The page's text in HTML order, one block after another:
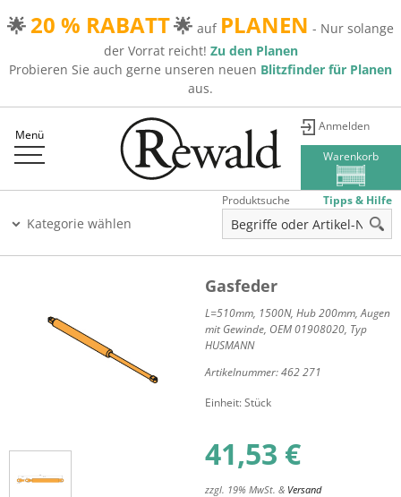
🌟 20 % RABATT🌟 auf PLANEN - Nur solange
der Vorrat reicht! Zu den Planen
Probieren Sie auch gerne unseren neuen Blitzfinder für Planen
aus.
Menü
Anmelden
Warenkorb
Kategorie wählen
Produktsuche Tipps & Hilfe
Gasfeder
L=510mm, 1500N, Hub 200mm, Augen
mit Gewinde, OEM 01908020, Typ
HUSMANN
Artikelnummer:462 271
Einheit: Stück
41,53 €
zzgl. 19% MwSt. & Versand